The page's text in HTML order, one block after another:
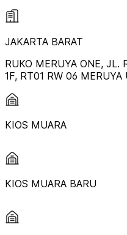
JAKARTA BARAT
RUKO MERUYA ONE, JL.
1F, RT01 RW 06 MERUYA
KIOS MUARA
KIOS MUARA BARU